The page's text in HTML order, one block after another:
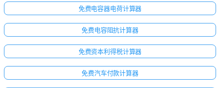
免费电容器电荷计算器
免费电容阻抗计算器
免费资本利得税计算器
免费汽车付款计算器